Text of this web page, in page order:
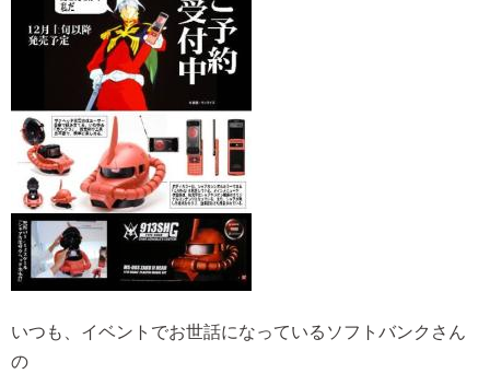
いつも、イベントでお世話になっているソフトバンクさん
の